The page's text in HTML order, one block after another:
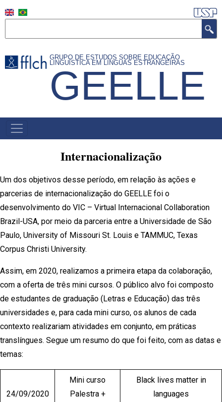
para
principal
GRUPO DE ESTUDOS SOBRE EDUCAÇÃO
LINGUÍSTICA EM LÍNGUAS ESTRANGEIRAS
GEELLE
NAVEGAÇÃO
PRINCIPAL
Internacionalização
Um dos objetivos desse período, em relação às ações e
parcerias de internacionalização do GEELLE foi o
desenvolvimento do VIC – Virtual Internacional Collaboration
Brazil-USA, por meio da parceria entre a Universidade de São
Paulo, University of Missouri St. Louis e TAMMUC, Texas
Corpus Christi University.
Assim, em 2020, realizamos a primeira etapa da colaboração,
com a oferta de três mini cursos. O público alvo foi composto
de estudantes de graduação (Letras e Educação) das três
universidades e, para cada mini curso, os alunos de cada
contexto realizariam atividades em conjunto, em práticas
translíngues. Segue um resumo do que foi feito, com as datas e
temas:
24/09/2020
Mini curso
Palestra +
Black lives matter in
languages